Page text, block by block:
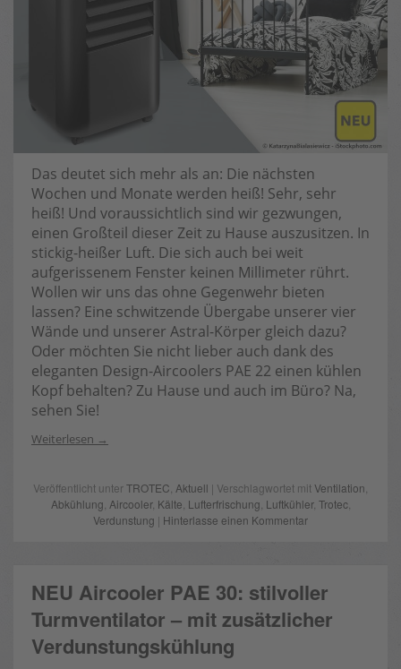
Das deutet sich mehr als an: Die nächsten
Wochen und Monate werden heiß! Sehr, sehr
heiß! Und voraussichtlich sind wir gezwungen,
einen Großteil dieser Zeit zu Hause auszusitzen. In
stickig-heißer Luft. Die sich auch bei weit
aufgerissenem Fenster keinen Millimeter rührt.
Wollen wir uns das ohne Gegenwehr bieten
lassen? Eine schwitzende Übergabe unserer vier
Wände und unserer Astral-Körper gleich dazu?
Oder möchten Sie nicht lieber auch dank des
eleganten Design-Aircoolers PAE 22 einen kühlen
Kopf behalten? Zu Hause und auch im Büro? Na,
sehen Sie!
Weiterlesen
Veröffentlicht unterTROTEC Aktuell | Verschlagwortet mitVentilation
Abkühlung Aircooler, Kälte Lufterfrischung Luftkühler, Trotec,
Verdunstung | Hinterlasse einen Kommentar
NEU Aircooler PAE 30: stilvoller
Turmventilator – mit zusätzlicher
Verdunstungskühlung